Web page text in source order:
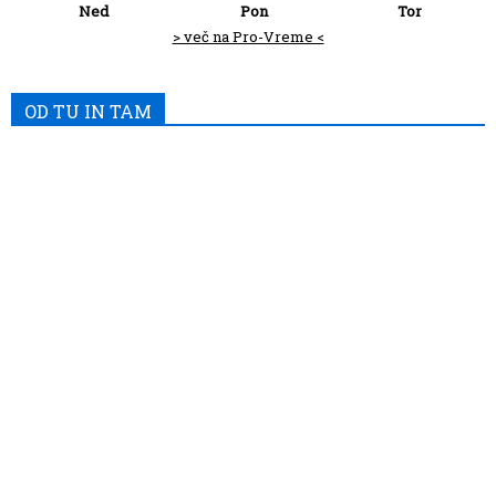
Ned
Pon
Tor
> več na Pro-Vreme <
OD TU IN TAM